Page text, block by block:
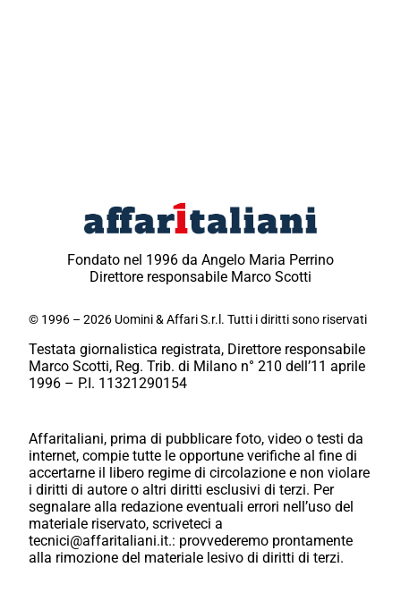
Fondato nel 1996 da Angelo Maria Perrino
Direttore responsabile Marco Scotti
© 1996 – 2026 Uomini & Affari S.r.l. Tutti i diritti sono riservati
Testata giornalistica registrata, Direttore responsabile
Marco Scotti, Reg. Trib. di Milano n° 210 dell’11 aprile
1996 – P.I. 11321290154
Affaritaliani, prima di pubblicare foto, video o testi da
internet, compie tutte le opportune verifiche al fine di
accertarne il libero regime di circolazione e non violare
i diritti di autore o altri diritti esclusivi di terzi. Per
segnalare alla redazione eventuali errori nell’uso del
materiale riservato, scriveteci a
tecnici@affaritaliani.it.: provvederemo prontamente
alla rimozione del materiale lesivo di diritti di terzi.